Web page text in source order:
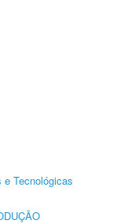
e Tecnológicas